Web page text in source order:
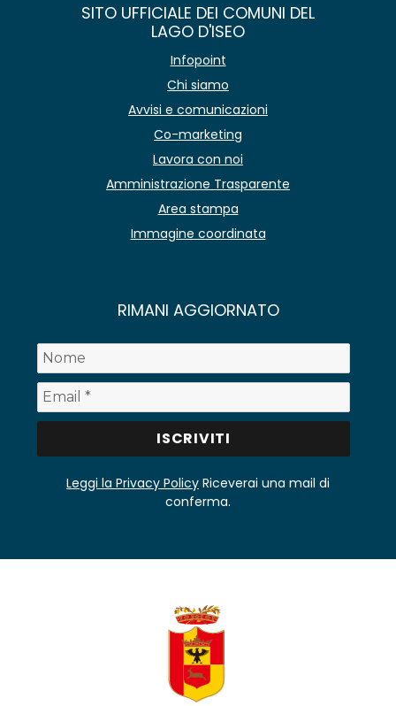
SITO UFFICIALE DEI COMUNI DEL
LAGO D'ISEO
Infopoint
Chi siamo
Avvisi e comunicazioni
Co-marketing
Lavora con noi
Amministrazione Trasparente
Area stampa
Immagine coordinata
RIMANI AGGIORNATO
Leggi la Privacy Policy Riceverai una mail di
conferma.